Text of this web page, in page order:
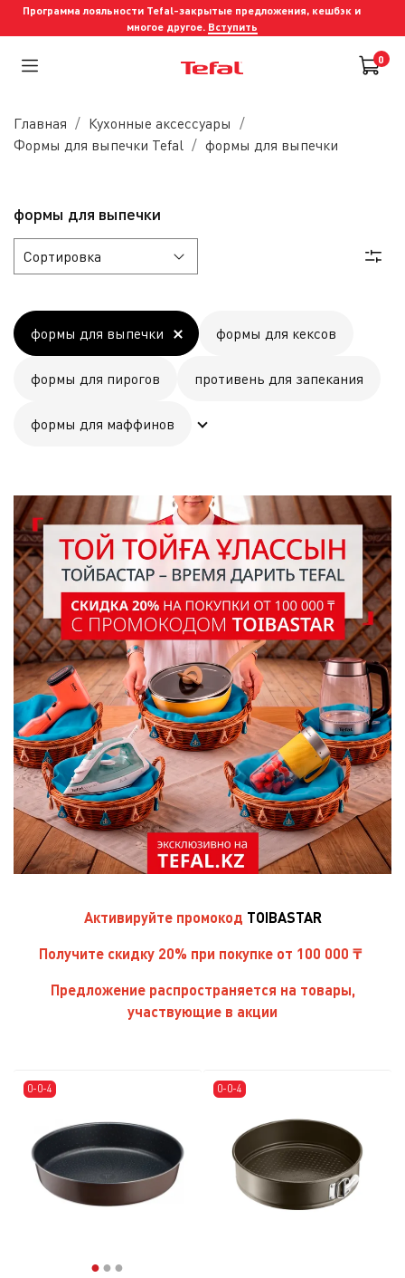
Программа лояльности Tefal-закрытые предложения, кешбэк и
многое другое. Вступить
0
Главная
Кухонные аксессуары
Формы для выпечки Tefal
формы для выпечки
формы для выпечки
формы для выпечки формы для кексов
формы для пирогов противень для запекания
формы для маффинов
Активируйте промокод TOIBASTAR
Получите скидку 20% при покупке от 100 000 ₸
Предложение распространяется на товары,
участвующие в акции
0-0-4
●● ●
0-0-4